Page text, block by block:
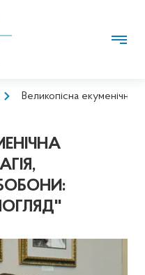
Великопісна екуменічна